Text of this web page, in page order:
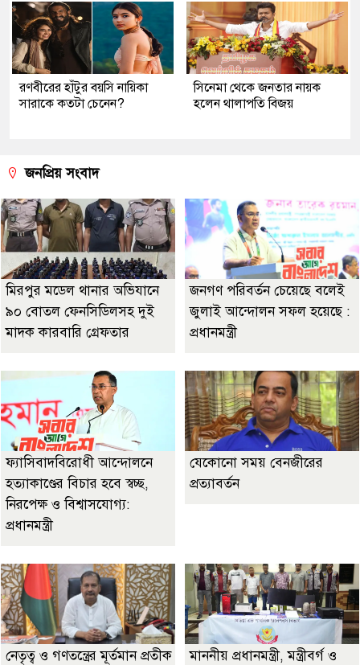
রণবীরের হাঁটুর বয়সি নায়িকা
সারাকে কতটা চেনেন?
সিনেমা থেকে জনতার নায়ক
হলেন থালাপতি বিজয়
জনপ্রিয় সংবাদ
মিরপুর মডেল থানার অভিযানে
৯০ বোতল ফেনসিডিলসহ দুই
মাদক কারবারি গ্রেফতার
জনগণ পরিবর্তন চেয়েছে বলেই
জুলাই আন্দোলন সফল হয়েছে :
প্রধানমন্ত্রী
ফ্যাসিবাদবিরোধী আন্দোলনে
হত্যাকাণ্ডের বিচার হবে স্বচ্ছ,
নিরপেক্ষ ও বিশ্বাসযোগ্য:
প্রধানমন্ত্রী
যেকোনো সময় বেনজীরের
প্রত্যাবর্তন
নেতৃত্ব ও গণতন্ত্রের মূর্তমান প্রতীক
মাননীয় প্রধানমন্ত্রী, মন্ত্রীবর্গ ও